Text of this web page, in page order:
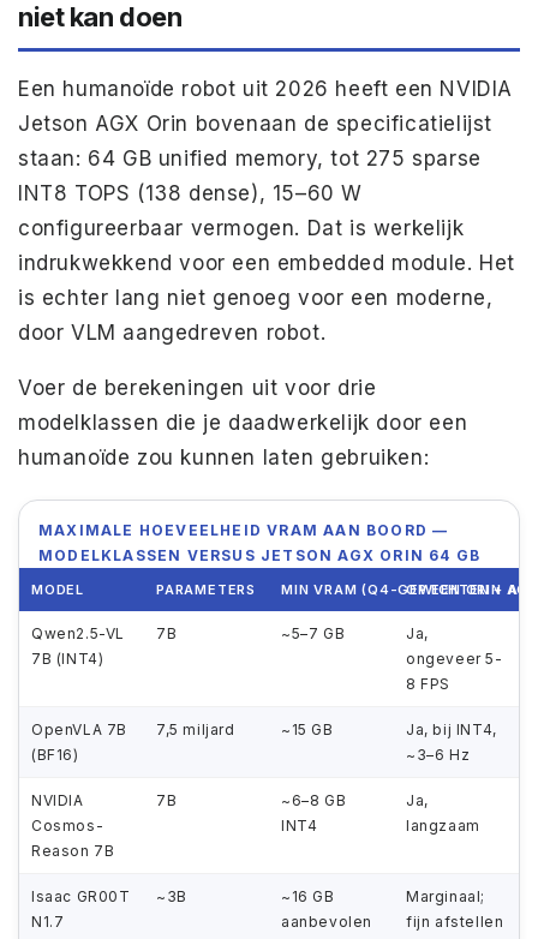
niet kan doen
Een humanoïde robot uit 2026 heeft een NVIDIA
Jetson AGX Orin bovenaan de specificatielijst
staan: 64 GB unified memory, tot 275 sparse
INT8 TOPS (138 dense), 15–60 W
configureerbaar vermogen. Dat is werkelijk
indrukwekkend voor een embedded module. Het
is echter lang niet genoeg voor een moderne,
door VLM aangedreven robot.
Voer de berekeningen uit voor drie
modelklassen die je daadwerkelijk door een
humanoïde zou kunnen laten gebruiken:
MAXIMALE HOEVEELHEID VRAM AAN BOORD —
MODELKLASSEN VERSUS JETSON AGX ORIN 64 GB
MODEL PARAMETERS MIN VRAM (Q4-GEWICHTEN +
OP EEN ORIN
Qwen2.5-VL
7B (INT4)
7B ~5–7 GB
Ja,
ongeveer 5-
8 FPS
OpenVLA 7B
(BF16)
7,5 miljard ~15 GB
Ja, bij INT4,
~3–6 Hz
NVIDIA
Cosmos-
Reason 7B
7B
~6–8 GB
INT4
Ja,
langzaam
Isaac GR00T
N1.7
~3B
~16 GB
aanbevolen
Marginaal;
fijn afstellen